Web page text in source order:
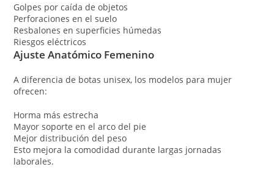
Golpes por caída de objetos
Perforaciones en el suelo
Resbalones en superficies húmedas
Riesgos eléctricos
Ajuste Anatómico Femenino
A diferencia de botas unisex, los modelos para mujer
ofrecen:
Horma más estrecha
Mayor soporte en el arco del pie
Mejor distribución del peso
Esto mejora la comodidad durante largas jornadas
laborales.